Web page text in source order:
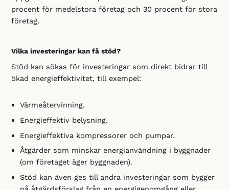
procent för medelstora företag och 30 procent för stora
företag.
Vilka investeringar kan få stöd?
Stöd kan sökas för investeringar som direkt bidrar till
ökad energieffektivitet, till exempel:
Värmeåtervinning.
Energieffektiv belysning.
Energieffektiva kompressorer och pumpar.
Åtgärder som minskar energianvändning i byggnader
(om företaget äger byggnaden).
Stöd kan även ges till andra investeringar som bygger